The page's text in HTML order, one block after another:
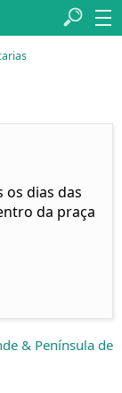
os dias das
da praça
& Península de